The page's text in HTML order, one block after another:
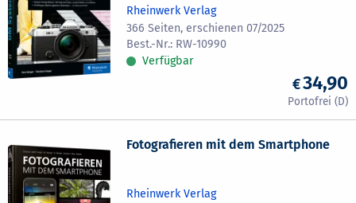
Rheinwerk Verlag
366 Seiten, erschienen 07/2025
RW-10990
Verfügbar
34,90
Fotografieren mit dem Smartphone
Rheinwerk Verlag